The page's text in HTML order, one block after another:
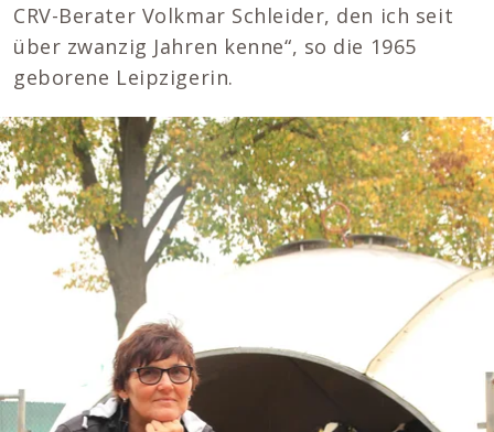
CRV-Berater Volkmar Schleider, den ich seit
über zwanzig Jahren kenne“, so die 1965
geborene Leipzigerin.